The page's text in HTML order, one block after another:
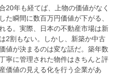
20年も経てば、上物の価値がなく
た瞬間に数百万円価値が下がる、
る。実際、日本の不動産市場は新
2割もない。しかし、新築か中古
値が決まるのは変な話だ。築年数
寧に管理された物件はきちんと評
価値の見える化を行う企業があ